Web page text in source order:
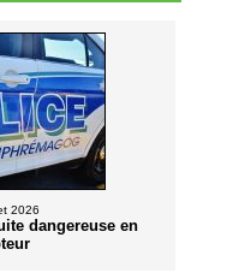
2026
dangereuse en